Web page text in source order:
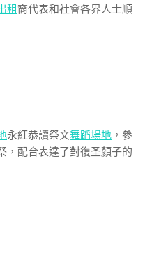
租 裔代表和社會各界人士順
永紅恭讀祭文舞蹈場地 ，參
，配合表達了對復圣顏子的